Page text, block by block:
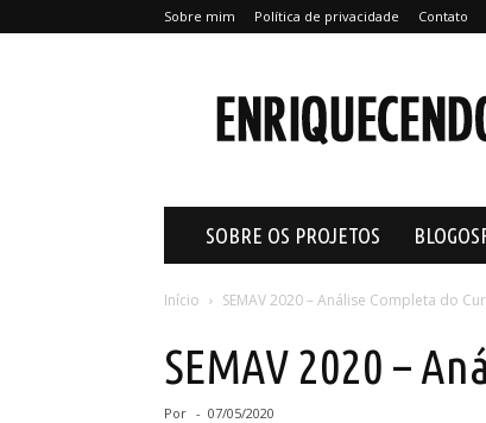
Sobre mim Política de privacidade Contato
SOBRE OS PROJETOS
Início SEMAV 2020 – Análise Completa do
SEMAV 2020 –
Por - 07/05/2020